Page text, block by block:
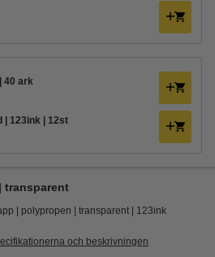
40 ark
| 123ink | 12st
transparent
polypropen transparent 123ink
och beskrivningen